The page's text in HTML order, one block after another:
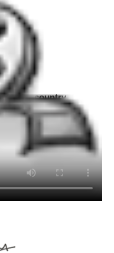
danse country